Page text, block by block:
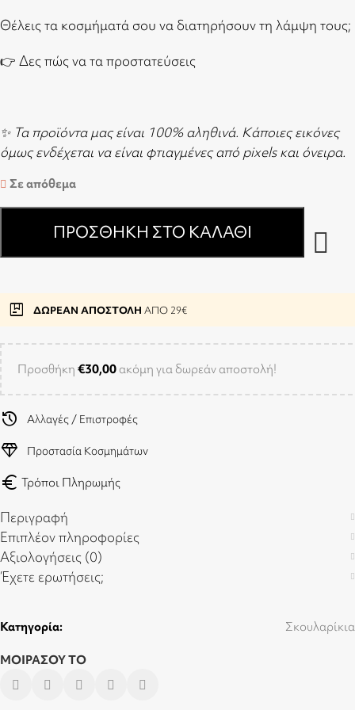
Θέλεις τα κοσμήματά σου να διατηρήσουν τη λάμψη τους;
👉 Δες πώς να τα προστατεύσεις
✨ Τα προϊόντα μας είναι 100% αληθινά. Κάποιες εικόνες
όμως ενδέχεται να είναι φτιαγμένες από pixels και όνειρα.
Σε απόθεμα
ΠΡΟΣΘΉΚΗ ΣΤΟ ΚΑΛΆΘΙ
package ΔΩΡΕΑΝ ΑΠΟΣΤΟΛΗ ΑΠΟ 29€
Προσθήκη €30,00 ακόμη για δωρεάν αποστολή!
history Αλλαγές / Επιστροφές
diamond Προστασία Κοσμημάτων
euro Τρόποι Πληρωμής
Περιγραφή
Επιπλέον πληροφορίες
Αξιολογήσεις (0)
Έχετε ερωτήσεις;
Κατηγορία: Σκουλαρίκια
ΜΟΙΡΑΣΟΥ ΤΟ